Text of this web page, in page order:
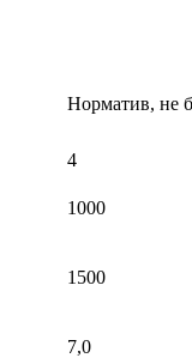
Норматив, не
4
1000
1500
7,0